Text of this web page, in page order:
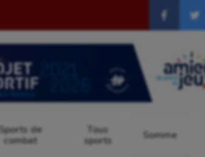
Sports de
combat
Tous
sports
Somme